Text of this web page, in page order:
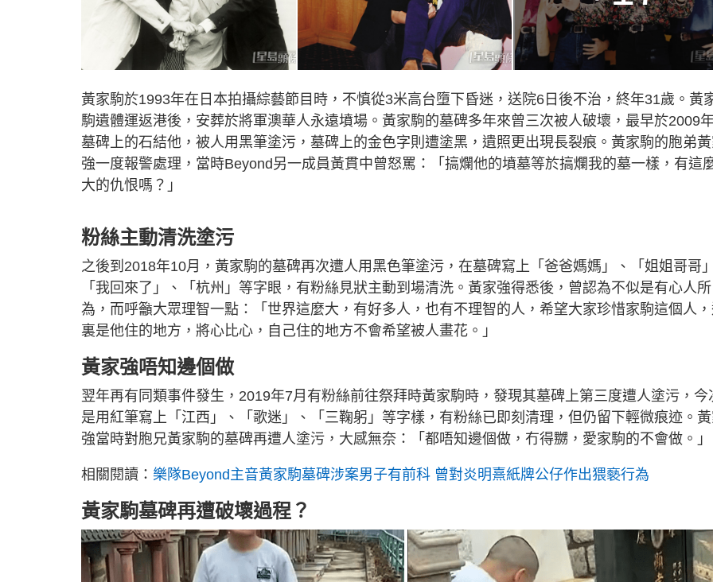
黃家駒於1993年在日本拍攝綜藝節目時，不慎從3米高台墮下昏迷，送院6日後不治，終年31歲。黃
駒遺體運返港後，安葬於將軍澳華人永遠墳場。黃家駒的墓碑多年來曾三次被人破壞，最早於2009
墓碑上的石結他，被人用黑筆塗污，墓碑上的金色字則遭塗黑，遺照更出現長裂痕。黃家駒的胞弟
強一度報警處理，當時Beyond另一成員黃貫中曾怒罵：「搞爛他的墳墓等於搞爛我的墓一樣，有這
大的仇恨嗎？」
粉絲主動清洗塗污
之後到2018年10月，黃家駒的墓碑再次遭人用黑色筆塗污，在墓碑寫上「爸爸媽媽」、「姐姐哥哥
「我回來了」、「杭州」等字眼，有粉絲見狀主動到場清洗。黃家強得悉後，曾認為不似是有心人所
為，而呼籲大眾理智一點：「世界這麼大，有好多人，也有不理智的人，希望大家珍惜家駒這個人
裏是他住的地方，將心比心，自己住的地方不會希望被人畫花。」
黃家強唔知邊個做
翌年再有同類事件發生，2019年7月有粉絲前往祭拜時黃家駒時，發現其墓碑上第三度遭人塗污，今
是用紅筆寫上「江西」、「歌迷」、「三鞠躬」等字樣，有粉絲已即刻清理，但仍留下輕微痕迹。
強當時對胞兄黃家駒的墓碑再遭人塗污，大感無奈：「都唔知邊個做，冇得嬲，愛家駒的不會做。」
相關閱讀： 樂隊Beyond主音黃家駒墓碑涉案男子有前科 曾對炎明熹紙牌公仔作出猥褻行為
黃家駒墓碑再遭破壞過程？